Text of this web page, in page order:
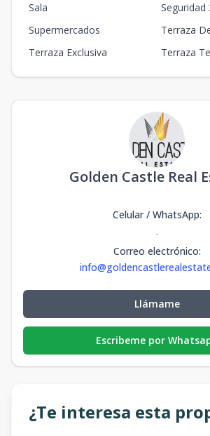
Sala
Seguridad
Supermercados
Terraza
Terraza Exclusiva
Terraza
Golden Castle Real
Celular / WhatsApp:
.
Correo electrónico:
Llámame
Escribeme por
¿Te interesa esta